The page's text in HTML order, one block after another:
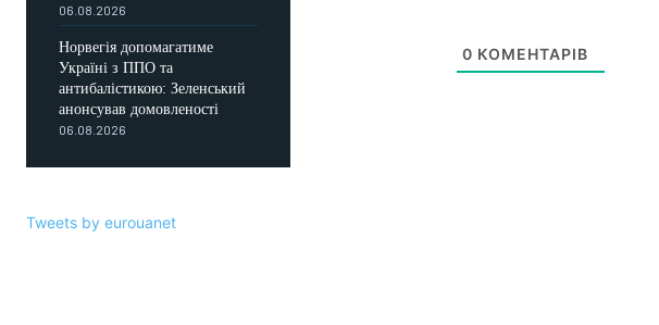
06.08.2026
Норвегія допомагатиме
Україні з ППО та
антибалістикою: Зеленський
анонсував домовленості
06.08.2026
Tweets by eurouanet
0 КОМЕНТАРІВ